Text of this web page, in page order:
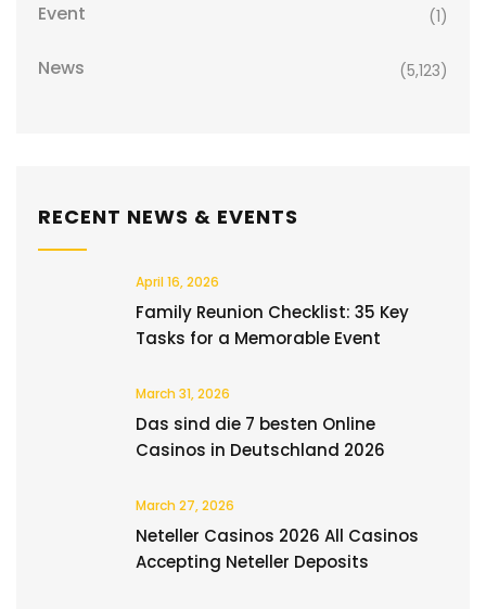
Event (1)
News (5,123)
RECENT NEWS & EVENTS
April 16, 2026
Family Reunion Checklist: 35 Key
Tasks for a Memorable Event
March 31, 2026
Das sind die 7 besten Online
Casinos in Deutschland 2026
March 27, 2026
Neteller Casinos 2026 All Casinos
Accepting Neteller Deposits